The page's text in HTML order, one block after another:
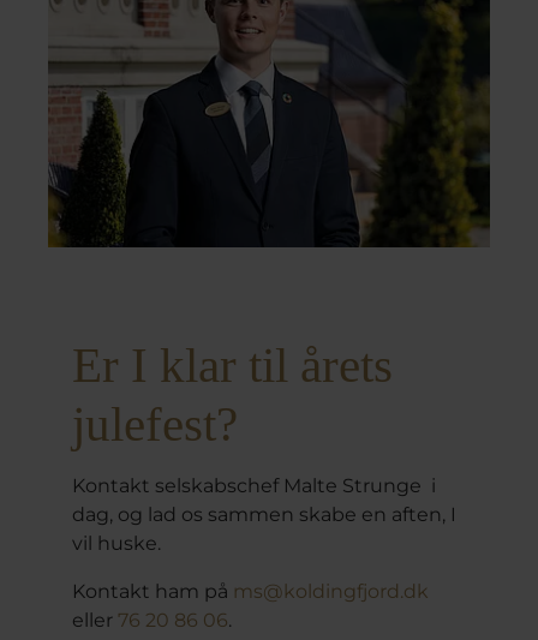
Er I klar til årets
julefest?
Kontakt selskabschef Malte Strunge i
dag, og lad os sammen skabe en aften, I
vil huske.
Kontakt ham på ms@koldingfjord.dk
eller 76 20 86 06.